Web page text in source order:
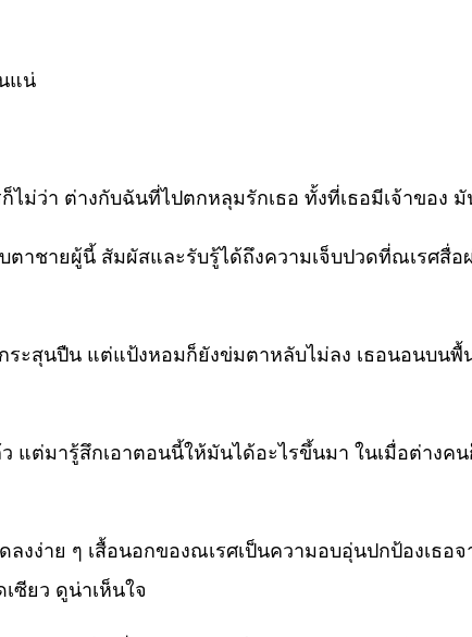
แน่
ม่ว่า ต่างกับฉันที่ไปตกหลุมรักเธอ ทั้งที่เธอมีเจ้าของ
าชายผู้นี้ สัมผัสและรับรู้ได้ถึงความเจ็บปวดที่ณเรศสื่อ
ระสุนปืน แต่แป้งหอมก็ยังข่มตาหลับไม่ลง เธอนอนบน
แต่มารู้สึกเอาตอนนี้ให้มันได้อะไรขึ้นมา ในเมื่อต่างค
ง่าย ๆ เสื้อนอกของณเรศเป็นความอบอุ่นปกป้องเธอ
ซียว ดูน่าเห็นใจ